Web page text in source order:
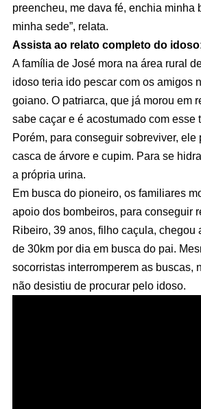
preencheu, me dava fé, enchia minha
minha sede”, relata.
Assista ao relato completo do
A família de José mora na área rural
idoso teria ido pescar com os amigos
goiano. O patriarca, que já morou em
sabe caçar e é acostumado com esse
Porém, para conseguir sobreviver, ele
casca de árvore e cupim. Para se
a própria urina.
Em busca do pioneiro, os familiares
apoio dos bombeiros, para conseguir
Ribeiro, 39 anos, filho caçula, chegou
de 30km por dia em busca do pai.
socorristas interromperem as buscas,
não desistiu de procurar pelo idoso.